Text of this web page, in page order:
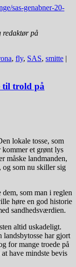
sas-genabner-20-
redaktør på
, fly, SAS, smitte |
til trold på
lokale tosse, som
et grønt lys
måske landmanden,
og som nu skiller sig
som man i reglen
høre en god historie
sandhedsværdien.
altid uskadeligt.
har gjort
for mange troede på
have mindste bevis